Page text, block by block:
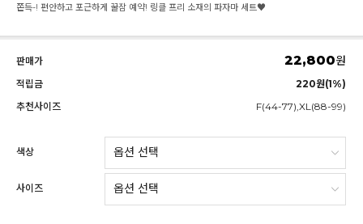
쫀득-! 편안하고 포근하게 꿀잠 예약! 링클 프리 소재의 파자마 세트♥
판매가 22,800원
적립금
220원(1%)
추천사이즈
F(44-77),XL(88-99)
색상
사이즈